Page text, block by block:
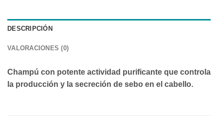
DESCRIPCIÓN
VALORACIONES (0)
Champú con potente actividad purificante que controla
la producción y la secreción de sebo en el cabello.